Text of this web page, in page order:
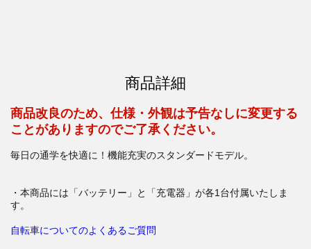
商品詳細
商品改良のため、仕様・外観は予告なしに変更する
ことがありますのでご了承ください。
毎日の通学を快適に！機能充実のスタンダードモデル。
・本商品には「バッテリー」と「充電器」が各1台付属いたしま
す。
自転車についてのよくあるご質問